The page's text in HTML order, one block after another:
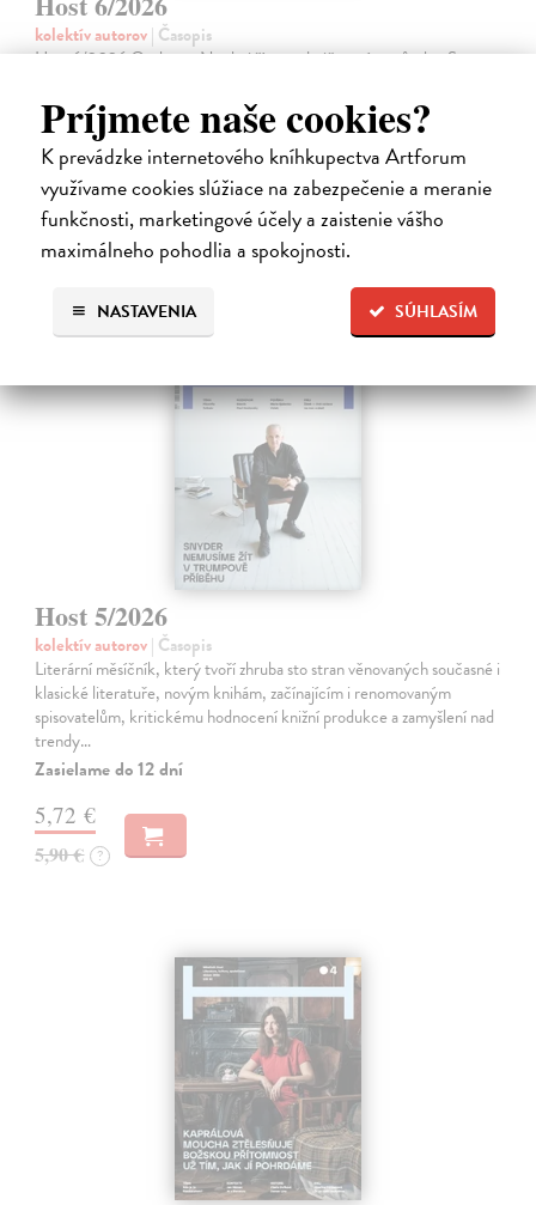
Príjmete naše cookies?
K prevádzke internetového kníhkupectva Artforum
využívame cookies slúžiace na zabezpečenie a meranie
funkčnosti, marketingové účely a zaistenie vášho
maximálneho pohodlia a spokojnosti.
SÚHLASÍM
NASTAVENIA
kolektív autorov| Časopis
Host 6/2026 Osobnost Nechci žít v podmiňovacím způsobu. S
literárních reportážích a vyrůstání ve Stříbře Kontexty Jan Němec:
Ministerstvo…
Zasielame do 12 dní
5,61 €
5,90 € ?
Host 5/2026
kolektív autorov| Časopis
Literární měsíčník, který tvoří zhruba sto stran věnovaných současné i
klasické literatuře, novým knihám, začínajícím i renomovaným
spisovatelům, kritickému hodnocení knižní produkce a zamyšlení nad
trendy…
Zasielame do 12 dní
5,72 €
5,90 € ?